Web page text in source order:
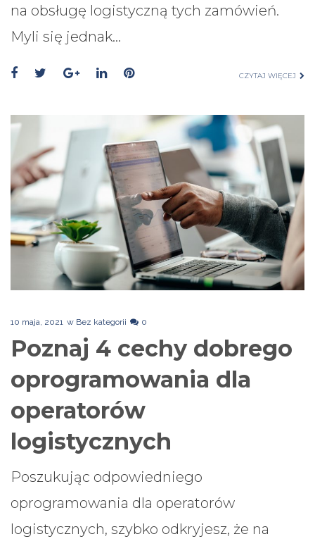
na obsługę logistyczną tych zamówień.
Myli się jednak…
CZYTAJ WIĘCEJ
10 maja, 2021 w Bez kategorii 0
Poznaj 4 cechy dobrego
oprogramowania dla
operatorów
logistycznych
Poszukując odpowiedniego
oprogramowania dla operatorów
logistycznych, szybko odkryjesz, że na